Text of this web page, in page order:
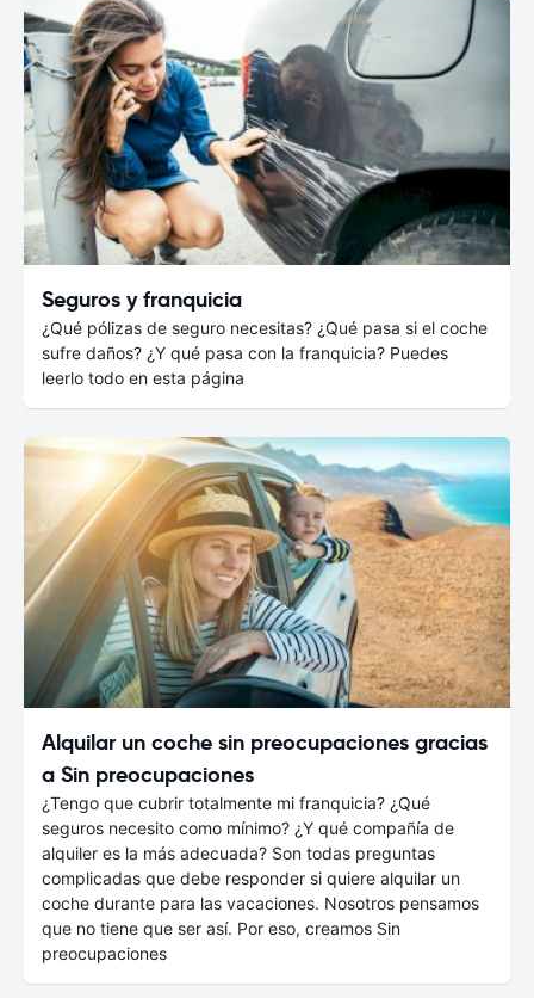
Seguros y franquicia
¿Qué pólizas de seguro necesitas? ¿Qué pasa si el coche
sufre daños? ¿Y qué pasa con la franquicia? Puedes
leerlo todo en esta página
Alquilar un coche sin preocupaciones gracias
a Sin preocupaciones
¿Tengo que cubrir totalmente mi franquicia? ¿Qué
seguros necesito como mínimo? ¿Y qué compañía de
alquiler es la más adecuada? Son todas preguntas
complicadas que debe responder si quiere alquilar un
coche durante para las vacaciones. Nosotros pensamos
que no tiene que ser así. Por eso, creamos Sin
preocupaciones